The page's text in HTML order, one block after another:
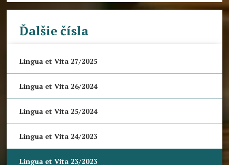
Ďalšie čísla
Lingua et Vita 27/2025
Lingua et Vita 26/2024
Lingua et Vita 25/2024
Lingua et Vita 24/2023
Lingua et Vita 23/2023